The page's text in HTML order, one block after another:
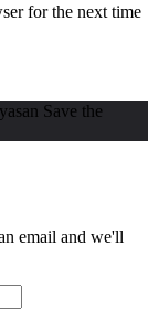
for the next time
Save the
email and we'll